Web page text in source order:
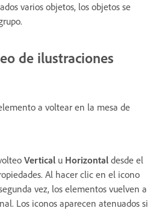
varios objetos, los objetos se
de ilustraciones
a voltear en la mesa de
Vertical u Horizontal desde el
Al hacer clic en el icono
vez, los elementos vuelven a
Los iconos aparecen atenuados si